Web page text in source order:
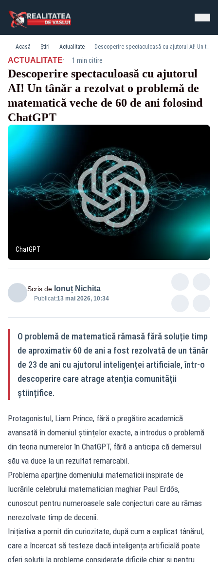
Acasă Știri Actualitate Descoperire spectaculoasă cu ajutorul AI! Un tânăr a rezolvat o problemă de matematică veche de 60 de ani folosind ChatGPT
ACTUALITATE· 1 min citire
Descoperire spectaculoasă cu ajutorul
AI! Un tânăr a rezolvat o problemă de
matematică veche de 60 de ani folosind
ChatGPT
ChatGPT
Scris de Ionuț Nichita
Publicat:13 mai 2026, 10:34
O problemă de matematică rămasă fără soluție timp
de aproximativ 60 de ani a fost rezolvată de un tânăr
de 23 de ani cu ajutorul inteligenței artificiale, într-o
descoperire care atrage atenția comunității
științifice.
Protagonistul, Liam Prince, fără o pregătire academică
avansată în domeniul științelor exacte, a introdus o problemă
din teoria numerelor în ChatGPT, fără a anticipa că demersul
său va duce la un rezultat remarcabil.
Problema aparține domeniului matematicii inspirate de
lucrările celebrului matematician maghiar Paul Erdős,
cunoscut pentru numeroasele sale conjecturi care au rămas
nerezolvate timp de decenii.
Inițiativa a pornit din curiozitate, după cum a explicat tânărul,
care a încercat să testeze dacă inteligența artificială poate
oferi soluții la probleme considerate dificile chiar și pentru